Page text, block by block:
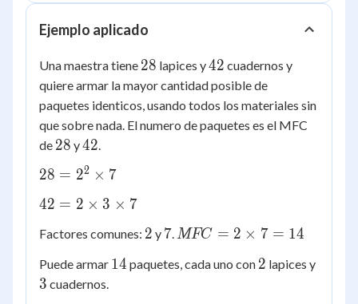
Ejemplo aplicado
Una maestra tiene 28
28 lapices y42
42 cuadernos y
quiere armar la mayor cantidad posible de
paquetes identicos, usando todos los materiales sin
que sobre nada. El numero de paquetes es el MFC
de 28
28 y42
42
28 =
\times
7
28 = 22 × 7
42 =
\times
3
\times
7
42 = 2 × 3 × 7
Factores comunes: 2
2 y 7
7 MFC
\times
MFC = 2 × 7 = 14
Puede armar 14
14 paquetes, cada uno con 2
2 lapices y
3 cuadernos.